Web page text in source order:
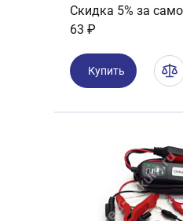
Скидка 5% за
63 ₽
Купить